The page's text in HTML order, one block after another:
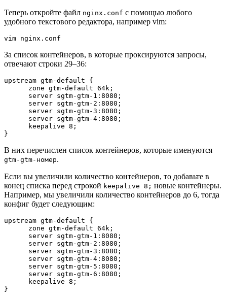
Теперь откройте файл nginx.conf с помощью любого
удобного текстового редактора, например vim:
vim nginx.conf
За список контейнеров, в которые проксируются запросы,
отвечают строки 29–36:
upstream gtm-default {
      zone gtm-default 64k;
      server sgtm-gtm-1:8080;
      server sgtm-gtm-2:8080;
      server sgtm-gtm-3:8080;
      server sgtm-gtm-4:8080;
      keepalive 8;
}
В них перечислен список контейнеров, которые именуются
gtm-gtm-номер.
Если вы увеличили количество контейнеров, то добавьте в
конец списка перед строкой keepalive 8; новые контейнеры.
Например, мы увеличили количество контейнеров до 6, тогда
конфиг будет следующим:
upstream gtm-default {
      zone gtm-default 64k;
      server sgtm-gtm-1:8080;
      server sgtm-gtm-2:8080;
      server sgtm-gtm-3:8080;
      server sgtm-gtm-4:8080;
      server sgtm-gtm-5:8080;
      server sgtm-gtm-6:8080;
      keepalive 8;
}